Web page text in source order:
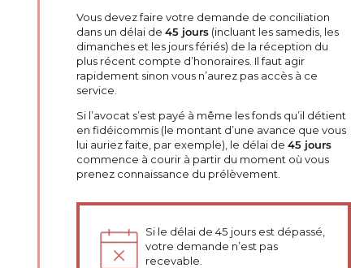
Vous devez faire votre demande de conciliation
dans un délai de 45 jours (incluant les samedis, les
dimanches et les jours fériés) de la réception du
plus récent compte d’honoraires. Il faut agir
rapidement sinon vous n’aurez pas accès à ce
service.
Si l’avocat s’est payé à même les fonds qu’il détient
en fidéicommis (le montant d’une avance que vous
lui auriez faite, par exemple), le délai de 45 jours
commence à courir à partir du moment où vous
prenez connaissance du prélèvement.
Si le délai de 45 jours est dépassé,
votre demande n’est pas
recevable.